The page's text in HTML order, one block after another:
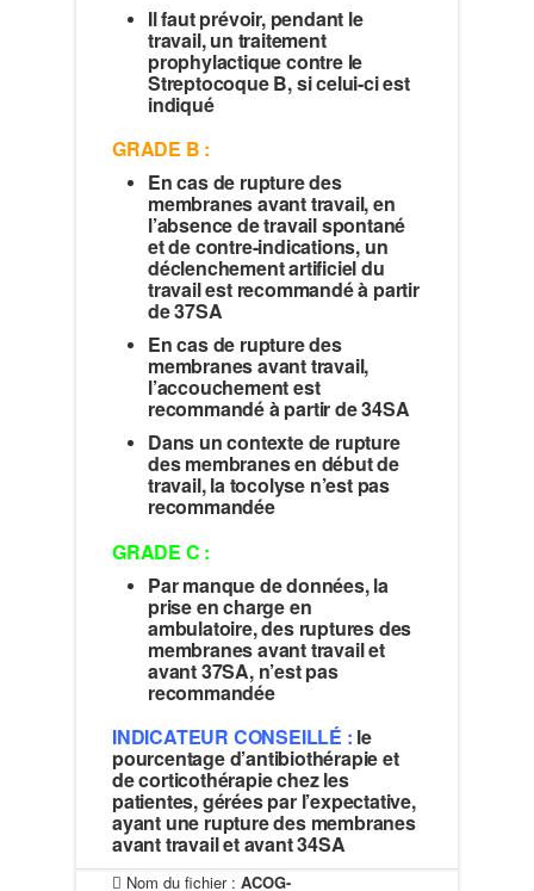
Il faut prévoir, pendant le
travail, un traitement
prophylactique contre le
Streptocoque B, si celui-ci est
indiqué
GRADE B :
En cas de rupture des
membranes avant travail, en
l’absence de travail spontané
et de contre-indications, un
déclenchement artificiel du
travail est recommandé à partir
de 37SA
En cas de rupture des
membranes avant travail,
l’accouchement est
recommandé à partir de 34SA
Dans un contexte de rupture
des membranes en début de
travail, la tocolyse n’est pas
recommandée
GRADE C :
Par manque de données, la
prise en charge en
ambulatoire, des ruptures des
membranes avant travail et
avant 37SA, n’est pas
recommandée
INDICATEUR CONSEILLÉ : le
pourcentage d’antibiothérapie et
de corticothérapie chez les
patientes, gérées par l’expectative,
ayant une rupture des membranes
avant travail et avant 34SA
Nom du fichier : ACOG-